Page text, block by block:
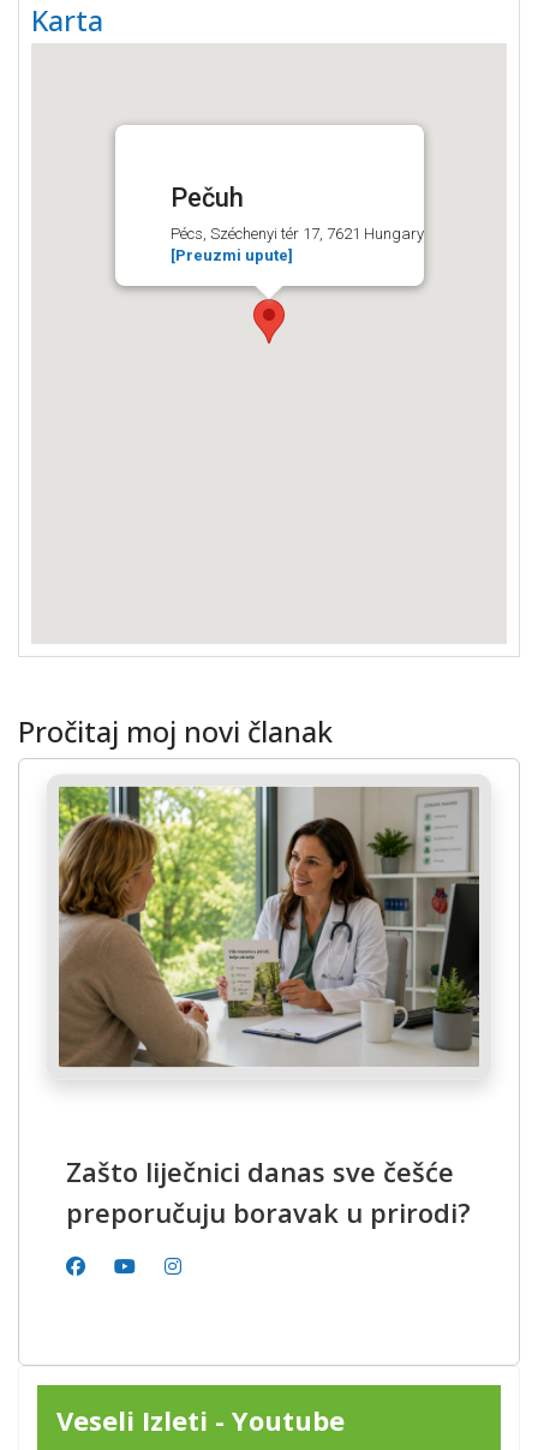
Karta
Pečuh
Pécs, Széchenyi tér 17, 7621 Hungary
[Preuzmi upute]
Pročitaj moj novi članak
Zašto liječnici danas sve češće
preporučuju boravak u prirodi?
Veseli Izleti - Youtube